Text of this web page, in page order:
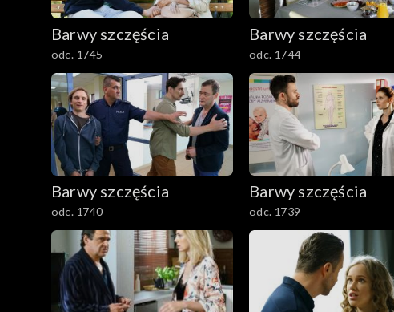
Barwy szczęścia
odc. 1745
Barwy szczęścia
odc. 1744
Barwy szczęścia
odc. 1740
Barwy szczęścia
odc. 1739